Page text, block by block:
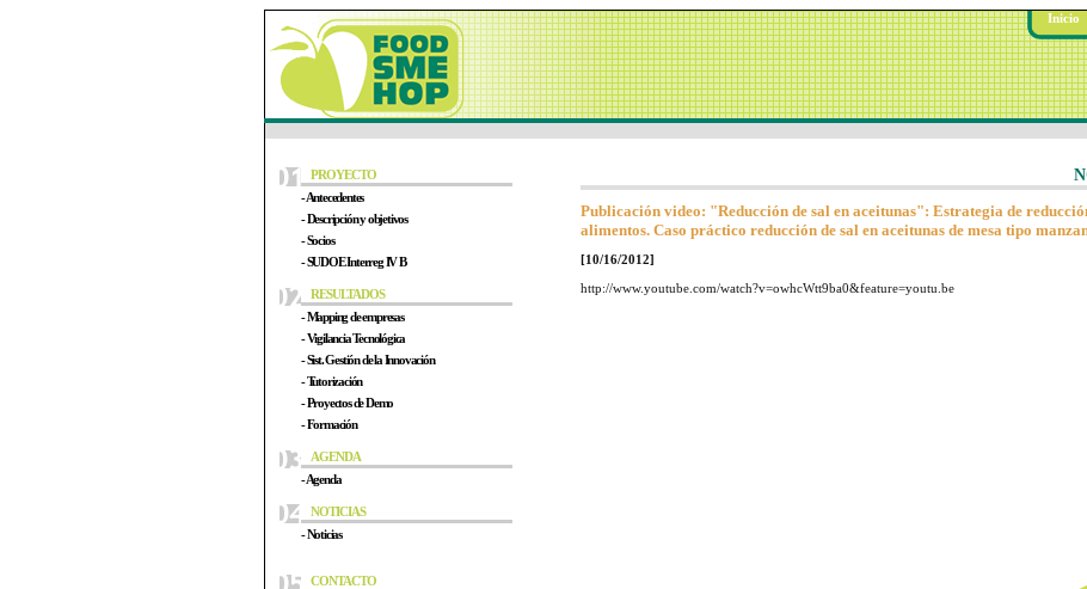
Inicio
PROYECTO
- Antecedentes
- Descripción y objetivos
- Socios
- SUDOE Interreg IV B
RESULTADOS
- Mapping de empresas
- Vigilancia Tecnológica
- Sist. Gestión de la Innovación
- Tutorización
- Proyectos de Demo
- Formación
AGENDA
- Agenda
NOTICIAS
- Noticias
CONTACTO
Publicación video: "Reducción de sal en aceitunas": Estrategia de
alimentos. Caso práctico reducción de sal en aceitunas de mesa tipo
[10/16/2012]
http://www.youtube.com/watch?v=owhcWtt9ba0&feature=youtu.be